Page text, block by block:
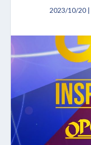
2023/10/20 |